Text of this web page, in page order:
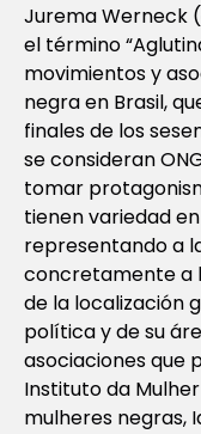
Jurema Werneck
el término
movimientos y
negra en Brasil,
finales de los
se consideran
tomar
tienen variedad
representando a
concretamente a
de la localización
política y de su
asociaciones que
Instituto da
mulheres negras,